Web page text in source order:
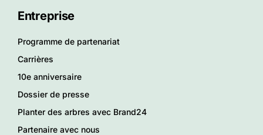
Entreprise
Programme de partenariat
Carrières
10e anniversaire
Dossier de presse
Planter des arbres avec Brand24
Partenaire avec nous